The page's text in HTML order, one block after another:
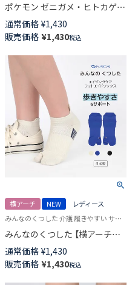
ポケモン ゼニガメ・ヒトカゲ・
フシギダネ プリント クルー丈
カジュアル ソックス レディー
ス 03307022
通常価格 ¥1,430
販売価格 ¥1,430税込
横アーチ NEW
レディース
みんなのくつした 介護 履きやすい サポート ユニバーサルデザイン
みんなのくつした 【横アーチサ
ポートソックス】 足袋 ショート
丈 エイジングケア フットエイ
ドソックス 日本製 03150028
通常価格 ¥1,430
販売価格 ¥1,430税込